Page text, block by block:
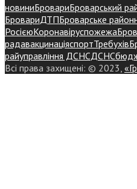
новиниБровариБроварський
БровариДТПБроварське
РосієюКоронавіруспожежа
радавакцинаціяспортТребухів
райуправління ДСНСДСНС
Всі права захищені: © 2023,